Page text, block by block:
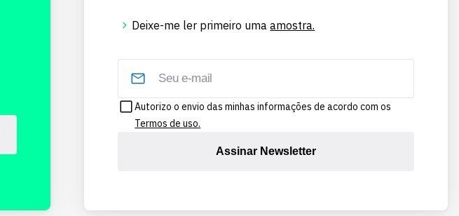
Deixe-me ler primeiro umaamostra.
Autorizo o envio das minhas informações de acordo com os
Termos de uso.
Assinar Newsletter